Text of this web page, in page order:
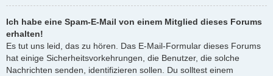
Ich habe eine Spam-E-Mail von einem Mitglied dieses Forums
erhalten!
Es tut uns leid, das zu hören. Das E-Mail-Formular dieses Forums
hat einige Sicherheitsvorkehrungen, die Benutzer, die solche
Nachrichten senden, identifizieren sollen. Du solltest einem